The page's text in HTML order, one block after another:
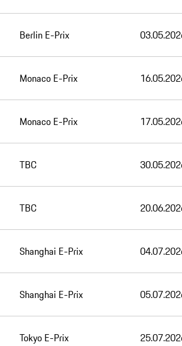
Berlin E-Prix
Monaco E-Prix
Monaco E-Prix
TBC
TBC
Shanghai E-Prix
Shanghai E-Prix
Tokyo E-Prix